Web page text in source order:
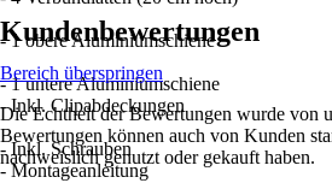
- 1 obere Aluminiumschiene
- 1 untere Aluminiumschiene
- Inkl. Clipabdeckungen
- Inkl. Schrauben
- Montageanleitung
Kundenbewertungen
Bereich überspringen
Die Echtheit der Bewertungen wurde von
Bewertungen können auch von Kunden
nachweislich genutzt oder gekauft haben.